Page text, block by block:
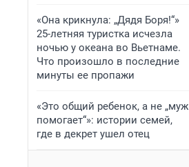
«Она крикнула: „Дядя Боря!“»
25-летняя туристка исчезла
ночью у океана во Вьетнаме.
Что произошло в последние
минуты ее пропажи
«Это общий ребенок, а не „муж
помогает“»: истории семей,
где в декрет ушел отец